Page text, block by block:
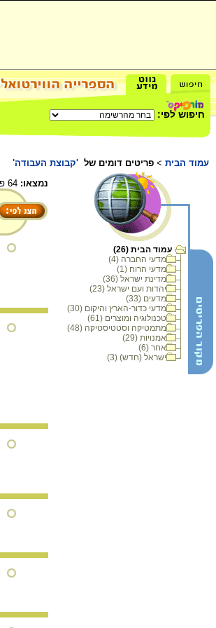
חיפוש לפי:
עמוד הבית > פריטים דומים של 'קבוצת העבודה'
עמוד הבית (26)
מדעי החברה (4)
מדעי הרוח (1)
מדינת ישראל (36)
יהדות ועם ישראל (23)
מדעים (33)
מדעי כדור-הארץ והיקום (30)
טכנולוגיה ומוצרים (61)
מתמטיקה וסטטיסטיקה (48)
אמנויות (29)
אחר (6)
ישראל (חדש) (3)
נמצאו: